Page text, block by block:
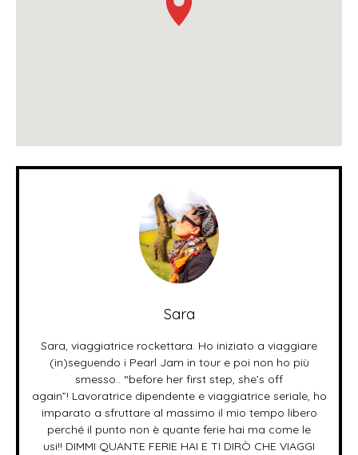
Sara
Sara, viaggiatrice rockettara. Ho iniziato a viaggiare
(in)seguendo i Pearl Jam in tour e poi non ho più
smesso.. “before her first step, she’s off
again”! Lavoratrice dipendente e viaggiatrice seriale, ho
imparato a sfruttare al massimo il mio tempo libero
perché il punto non è quante ferie hai ma come le
usi!! DIMMI QUANTE FERIE HAI E TI DIRÒ CHE VIAGGI